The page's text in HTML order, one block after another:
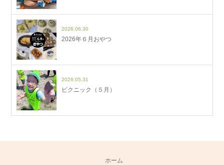
2026.06.30
2026年６月おやつ
2026.05.31
ピクニック（５月）
ホーム